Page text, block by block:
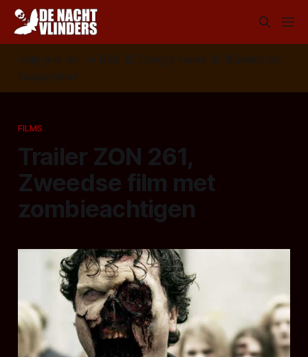
Volg ons op: 📣 RSS 📰 Google News 🦋 Bluesky
✉️
Nieuwsbrief
FILMS
Trailer ZON 261,
Zweedse film met
zombieachtigen